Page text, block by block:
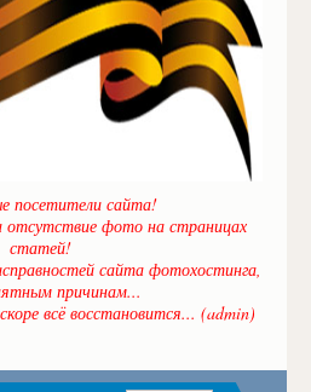
посетители сайта!
отсутствие фото на страницах
статей!
сайта фотохостинга,
причинам...
всё восстановится... (admin)